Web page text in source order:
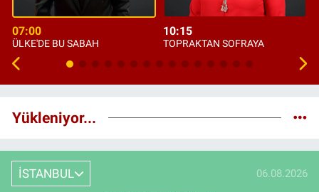
07:00
ÜLKE'DE BU SABAH
10:15
TOPRAKTAN SOFRAYA
Yükleniyor...
İSTANBUL 06.08.2026